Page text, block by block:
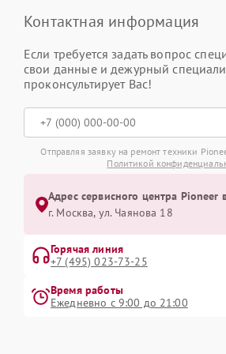
Контактная информация
Если требуется задать вопрос
свои данные и дежурный
проконсультирует Вас!
Отправляя заявку на ремонт техники
Политикой
Адрес сервисного центра Pioneer
г. Москва, ул. Чаянова 18
Горячая линия
+7 (495) 023-73-25
Время работы
Ежедневно с 9:00 до 21:00